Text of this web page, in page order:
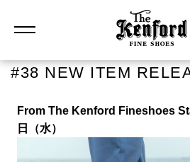
#38 NEW ITEM
From The Kenford Fineshoes
日（水）